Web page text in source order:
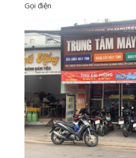
Gọi điện